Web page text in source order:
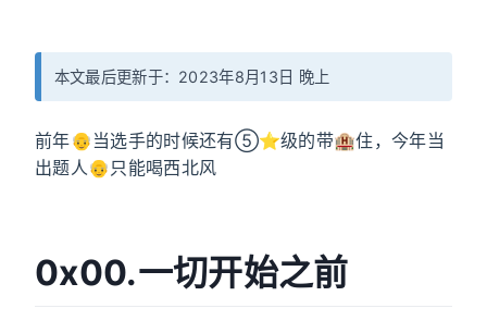
本文最后更新于：2023年8月13日 晚上
前年👴当选手的时候还有⑤⭐级的带🏨住，今年当
出题人👴只能喝西北风
0x00.一切开始之前